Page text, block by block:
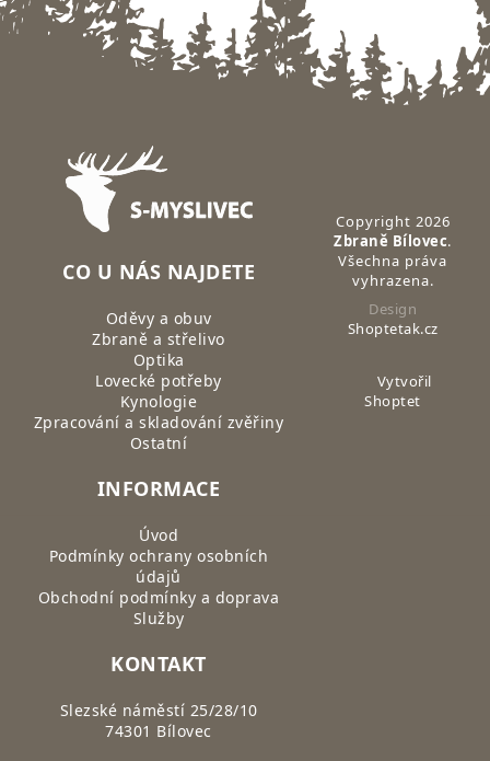
Zápatí
CO U NÁS NAJDETE
Oděvy a obuv
Zbraně a střelivo
Optika
Lovecké potřeby
Kynologie
Zpracování a skladování zvěřiny
Ostatní
INFORMACE
Úvod
Podmínky ochrany osobních
údajů
Obchodní podmínky a doprava
Služby
KONTAKT
Slezské náměstí 25/28/10
74301 Bílovec
Copyright 2026
Zbraně Bílovec.
Všechna práva
vyhrazena.
Design
Shoptetak.cz
Vytvořil
Shoptet